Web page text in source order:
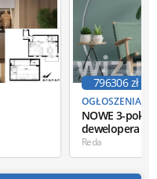
OGŁOSZENIA:
NOWE 3-
dewelopera|
796306 zł
Reda